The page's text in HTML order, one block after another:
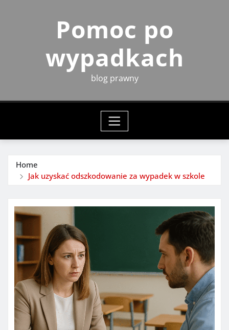
Pomoc po
wypadkach
blog prawny
Home
Jak uzyskać odszkodowanie za wypadek w szkole